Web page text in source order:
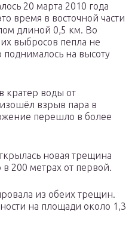
20 марта 2010 года
время в восточной части
длиной 0,5 км. Во
выбросов пепла не
поднималось на высоту
кратер воды от
взрыв пара в
перешло в более
новая трещина
200 метрах от первой.
из обеих трещин.
на площади около 1,3